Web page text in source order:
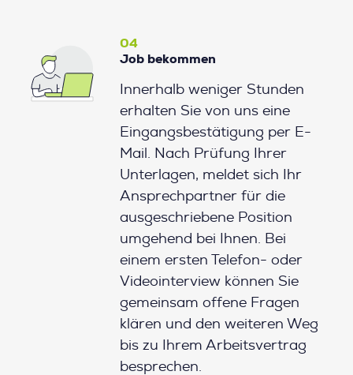
04
Job bekommen
Innerhalb weniger Stunden
erhalten Sie von uns eine
Eingangsbestätigung per E-
Mail. Nach Prüfung Ihrer
Unterlagen, meldet sich Ihr
Ansprechpartner für die
ausgeschriebene Position
umgehend bei Ihnen. Bei
einem ersten Telefon- oder
Videointerview können Sie
gemeinsam offene Fragen
klären und den weiteren Weg
bis zu Ihrem Arbeitsvertrag
besprechen.